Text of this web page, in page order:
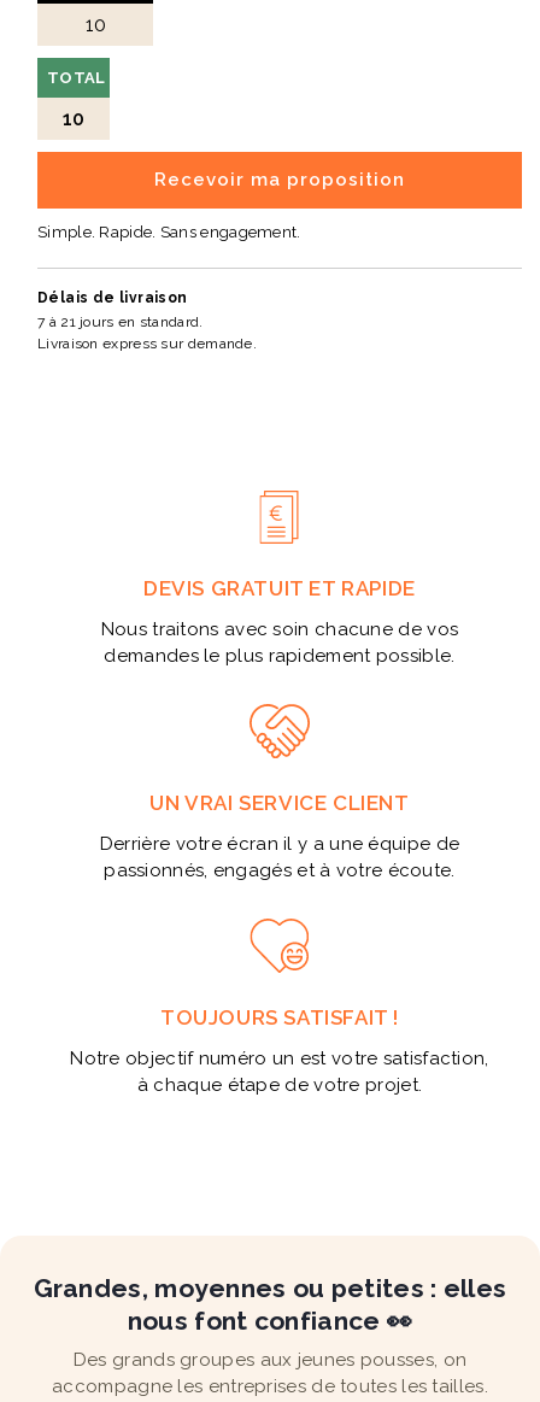
TOTAL
10
Recevoir ma proposition
Simple. Rapide. Sans engagement.
Délais de livraison
7 à 21 jours en standard.
Livraison express sur demande.
DEVIS GRATUIT ET RAPIDE
Nous traitons avec soin chacune de vos
demandes le plus rapidement possible.
UN VRAI SERVICE CLIENT
Derrière votre écran il y a une équipe de
passionnés, engagés et à votre écoute.
TOUJOURS SATISFAIT !
Notre objectif numéro un est votre satisfaction,
à chaque étape de votre projet.
Grandes, moyennes ou petites : elles
nous font confiance 👀
Des grands groupes aux jeunes pousses, on
accompagne les entreprises de toutes les tailles.